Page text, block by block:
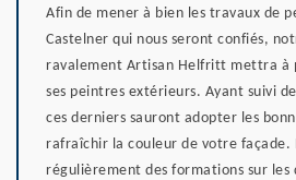
Afin de mener à bien les travaux de
Castelner qui nous seront confiés,
ravalement Artisan Helfritt mettra à
ses peintres extérieurs. Ayant suivi
ces derniers sauront adopter les
rafraîchir la couleur de votre façade.
régulièrement des formations sur les